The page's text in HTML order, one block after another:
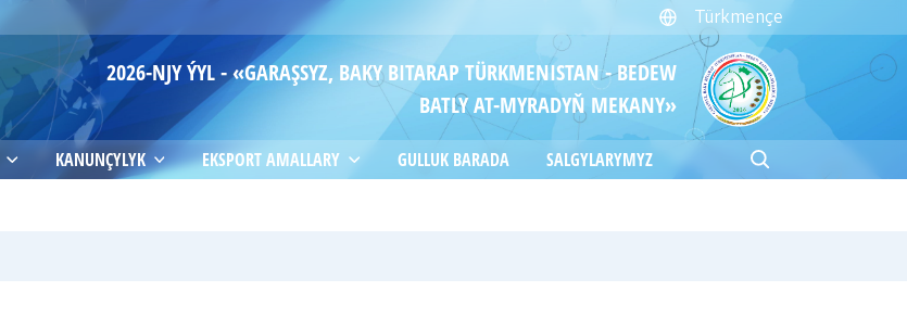
Türkmençe
2026-NJY ÝYL - «GARAŞSYZ, BAKY BITARAP TÜRKMENISTAN - BEDEW
BATLY AT-MYRADYŇ MEKANY»
KANUNÇYLYK EKSPORT AMALLARY GULLUK BARADA SALGYLARYMYZ